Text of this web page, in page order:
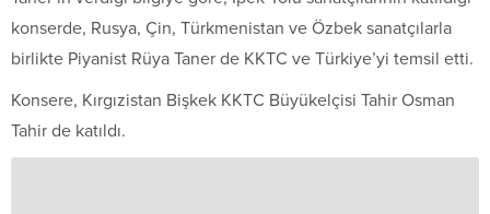
konserde, Rusya, Çin, Türkmenistan ve Özbek sanatçılarla
birlikte Piyanist Rüya Taner de KKTC ve Türkiye’yi temsil etti.
Konsere, Kırgızistan Bişkek KKTC Büyükelçisi Tahir Osman
Tahir de katıldı.